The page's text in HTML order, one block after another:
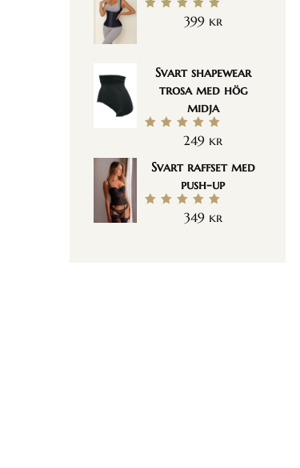
Betygsatt
399 kr
Svart shapewear
trosa med hög
midja
Betygsatt
249 kr
Svart raffset med
push-up
Betygsatt
349 kr